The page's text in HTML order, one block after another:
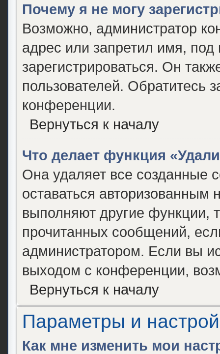
Почему я не могу
Возможно, администратор
адрес или запретил имя,
зарегистрироваться. Он
пользователей. Обратитесь
конференции.
Вернуться к началу
Что делает функция
Она удаляет все созданные
оставаться авторизованным
выполняют другие функции,
прочитанных сообщений,
администратором. Если вы
выходом с конференции,
Вернуться к началу
Параметры и
Как мне изменить мои